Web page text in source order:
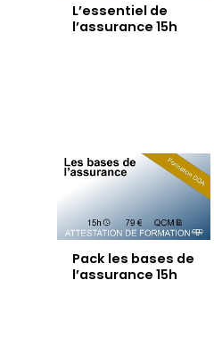
L’essentiel de
l’assurance 15h
Pack les bases de
l’assurance 15h